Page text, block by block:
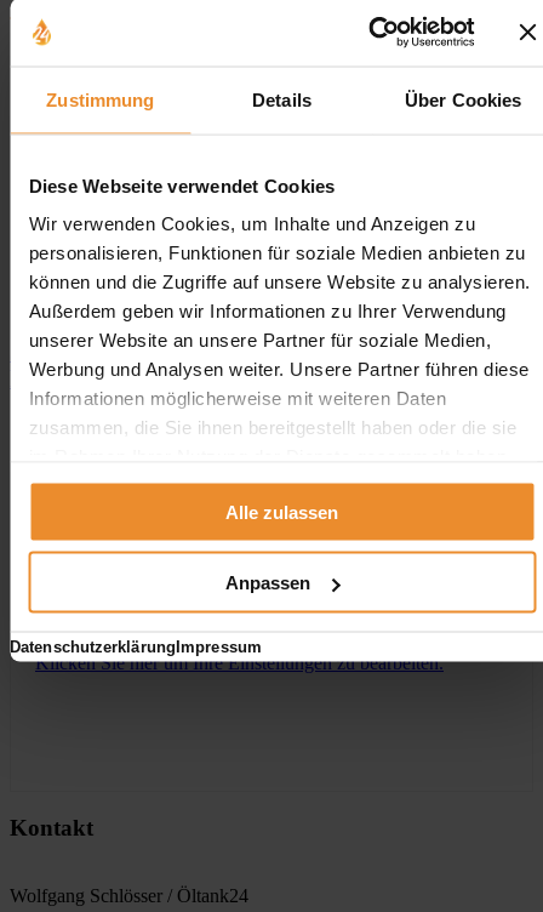
Zustimmung Details Über Cookies
Diese Webseite verwendet Cookies
Wir verwenden Cookies, um Inhalte und Anzeigen zu
personalisieren, Funktionen für soziale Medien anbieten zu
können und die Zugriffe auf unsere Website zu analysieren.
Außerdem geben wir Informationen zu Ihrer Verwendung
unserer Website an unsere Partner für soziale Medien,
Werbung und Analysen weiter. Unsere Partner führen diese
Informationen möglicherweise mit weiteren Daten
zusammen, die Sie ihnen bereitgestellt haben oder die sie
Alle zulassen
Anpassen
DatenschutzerklärungImpressum
Jetzt individuelle Anfrage senden. Klicken Sie
hier!
Wir freuen uns auf Ihre Anfrage und senden Ihnen
Aufgrund Ihrer Datenschutzeinstellungen können wir Ihnen
Klicken Sie hier um Ihre Einstellungen zu bearbeiten.
Kontakt
Wolfgang Schlösser / Öltank24